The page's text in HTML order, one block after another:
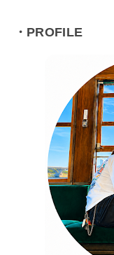
・PROFILE